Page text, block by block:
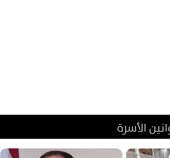
الأسرة